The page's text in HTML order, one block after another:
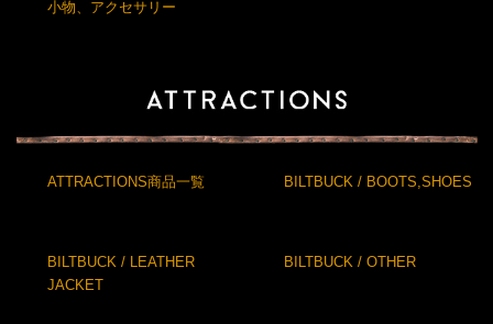
小物、アクセサリー
ATTRACTIONS商品一覧 BILTBUCK / BOOTS,SHOES
BILTBUCK / LEATHER
JACKET
BILTBUCK / OTHER